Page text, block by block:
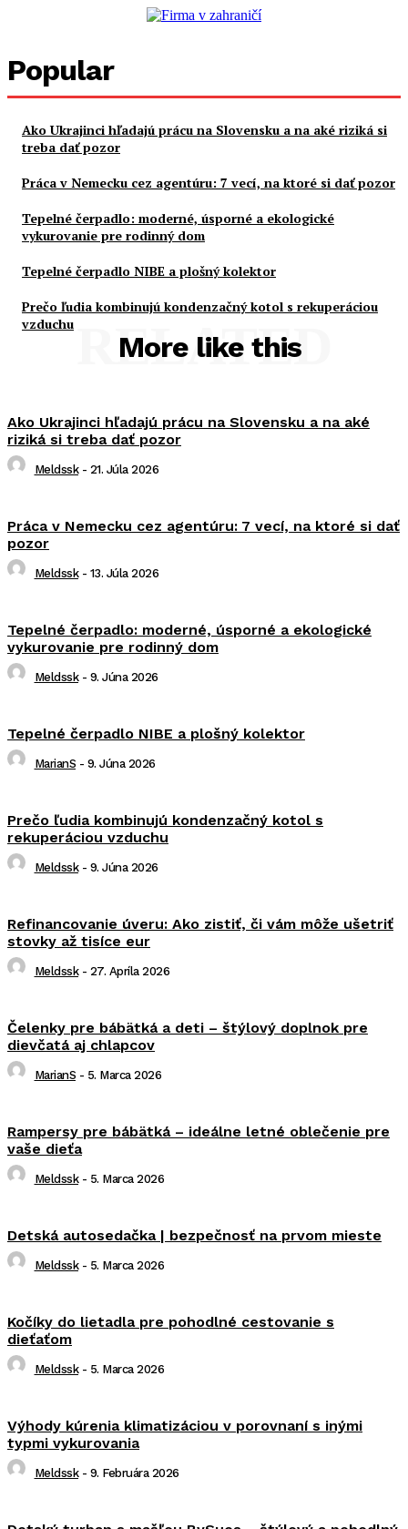
Popular
Ako Ukrajinci hľadajú prácu na Slovensku a na aké riziká si
treba dať pozor
Práca v Nemecku cez agentúru: 7 vecí, na ktoré si dať pozor
Tepelné čerpadlo: moderné, úsporné a ekologické
vykurovanie pre rodinný dom
Tepelné čerpadlo NIBE a plošný kolektor
Prečo ľudia kombinujú kondenzačný kotol s rekuperáciou
vzduchu
More like this
RELATED
Ako Ukrajinci hľadajú prácu na Slovensku a na aké
riziká si treba dať pozor
Meldssk - 21. Júla 2026
Práca v Nemecku cez agentúru: 7 vecí, na ktoré si dať
pozor
Meldssk - 13. Júla 2026
Tepelné čerpadlo: moderné, úsporné a ekologické
vykurovanie pre rodinný dom
Meldssk - 9. Júna 2026
Tepelné čerpadlo NIBE a plošný kolektor
MarianS - 9. Júna 2026
Prečo ľudia kombinujú kondenzačný kotol s
rekuperáciou vzduchu
Meldssk - 9. Júna 2026
Refinancovanie úveru: Ako zistiť, či vám môže ušetriť
stovky až tisíce eur
Meldssk - 27. Apríla 2026
Čelenky pre bábätká a deti – štýlový doplnok pre
dievčatá aj chlapcov
MarianS - 5. Marca 2026
Rampersy pre bábätká – ideálne letné oblečenie pre
vaše dieťa
Meldssk - 5. Marca 2026
Detská autosedačka | bezpečnosť na prvom mieste
Meldssk - 5. Marca 2026
Kočíky do lietadla pre pohodlné cestovanie s
dieťaťom
Meldssk - 5. Marca 2026
Výhody kúrenia klimatizáciou v porovnaní s inými
typmi vykurovania
Meldssk - 9. Februára 2026